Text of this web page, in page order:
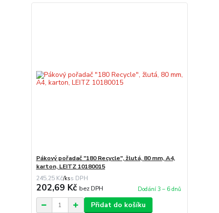
Pákový pořadač "180 Recycle", žlutá, 80 mm, A4,
karton, LEITZ 10180015
245,25 Kč/ks
202,69 Kč bez DPH Dodání 3 – 6 dnů
Přidat do košíku